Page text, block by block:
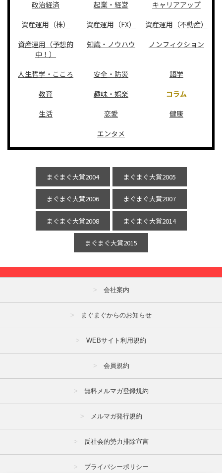
政治経済
起業・経営
キャリアアップ
資産運用（株）
資産運用（FX）
資産運用（不動産）
資産運用（予想的
中！）
知識・ノウハウ ノンフィクション
人生哲学・こころ 安全・防災
語学
教育
趣味・娯楽
コラム
生活
恋愛
健康
エンタメ
まぐまぐ大賞2004 まぐまぐ大賞2005
まぐまぐ大賞2006 まぐまぐ大賞2007
まぐまぐ大賞2008 まぐまぐ大賞2014
まぐまぐ大賞2015
会社案内
まぐまぐからのお知らせ
WEBサイト利用規約
会員規約
無料メルマガ登録規約
メルマガ発行規約
反社会的勢力排除宣言
プライバシーポリシー